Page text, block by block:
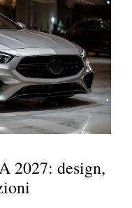
2027: design,